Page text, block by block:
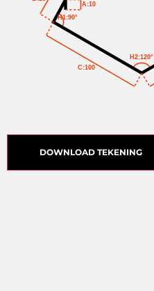
A:10
C:100
H1:90°
H2:120°
DOWNLOAD TEKENING